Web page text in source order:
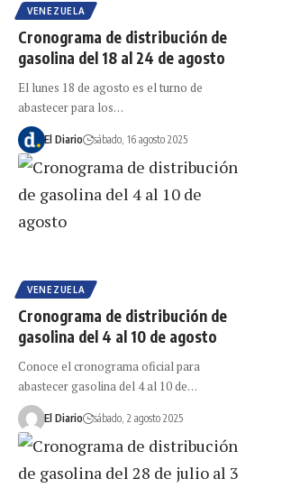
VENEZUELA
Cronograma de distribución de
gasolina del 18 al 24 de agosto
El lunes 18 de agosto es el turno de
abastecer para los…
El Diario sábado, 16 agosto 2025
VENEZUELA
Cronograma de distribución de
gasolina del 4 al 10 de agosto
Conoce el cronograma oficial para
abastecer gasolina del 4 al 10 de…
El Diario sábado, 2 agosto 2025